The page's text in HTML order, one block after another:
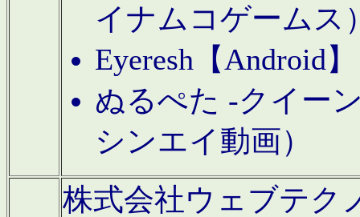
イナムコゲームス
Eyeresh【Android
ぬるぺた -クイー
シンエイ動画）
株式会社ウェブテク